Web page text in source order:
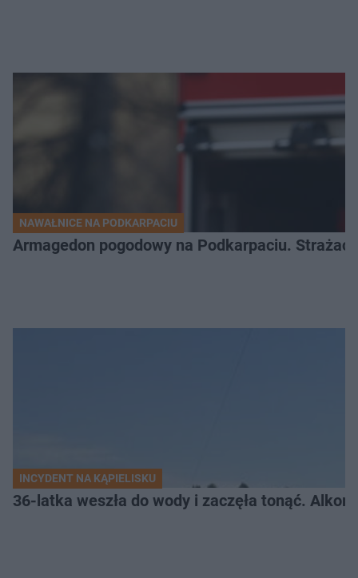
NAWAŁNICE NA PODKARPACIU
Armagedon pogodowy na Podkarpaciu.
INCYDENT NA KĄPIELISKU
36-latka weszła do wody i zaczęła tonąć.